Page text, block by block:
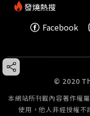
發燒熱搜
Facebook
© 2020
本網站所刊載內容著作權
使用，他人非經授權不